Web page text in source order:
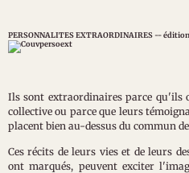
PERSONNALITES EXTRAORDINAIRES --
Ils sont extraordinaires parce qu'ils
collective ou parce que leurs
placent bien au-dessus du commun
Ces récits de leurs vies et de leurs
ont marqués, peuvent exciter